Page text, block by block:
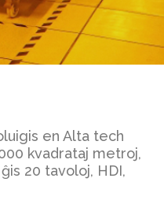
en Alta tech
kvadrataj metroj,
20 tavoloj, HDI,